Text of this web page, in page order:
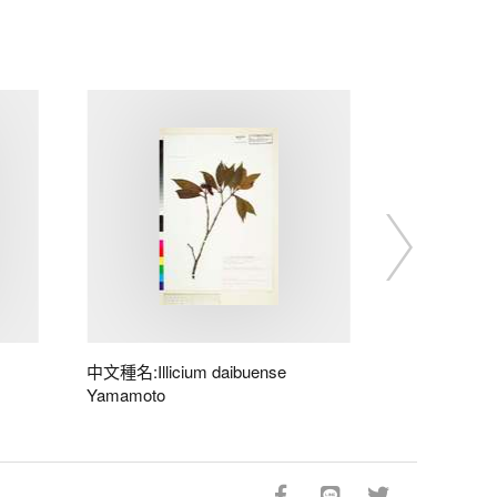
中文種名:Illicium daibuense
Yamamoto